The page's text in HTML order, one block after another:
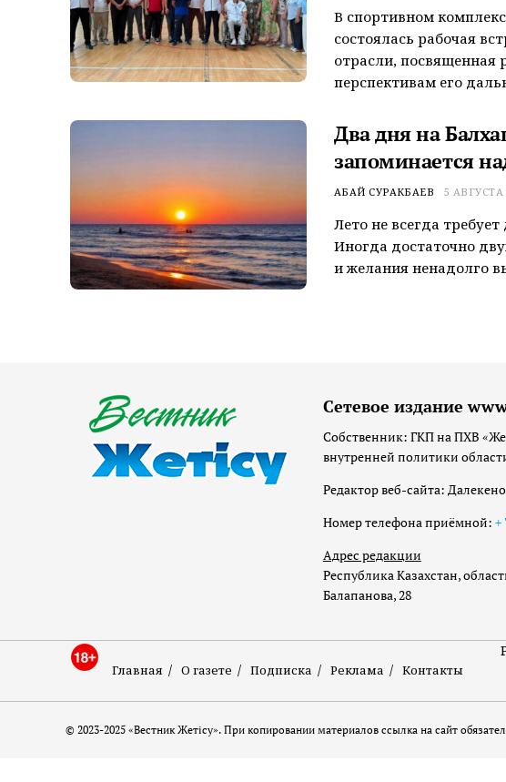
В спортивном
состоялась рабочая
отрасли, посвященная
перспективам его
Два дня на
запоминается
АБАЙ СУРАКБАЕВ 5 АВГУСТА
Лето не всегда
Иногда достаточно
и желания ненадолго
Сетевое издание
Собственник: ГКП на ПХВ
внутренней политики
Редактор веб-сайта:
Номер телефона приёмной: +
Адрес редакции
Республика Казахстан,
Балапанова, 28
Главная О газете Подписка Реклама Контакты
© 2023-2025 «Вестник Жетісу». При копировании материалов ссылка на сайт